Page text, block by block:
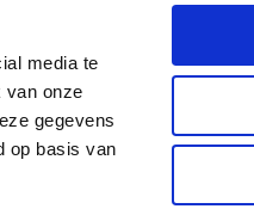
media te
van onze
gegevens
op basis van
Regelingen